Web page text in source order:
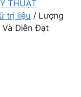
THUẬT
trị liệu / Lượng
Và Diễn Đạt